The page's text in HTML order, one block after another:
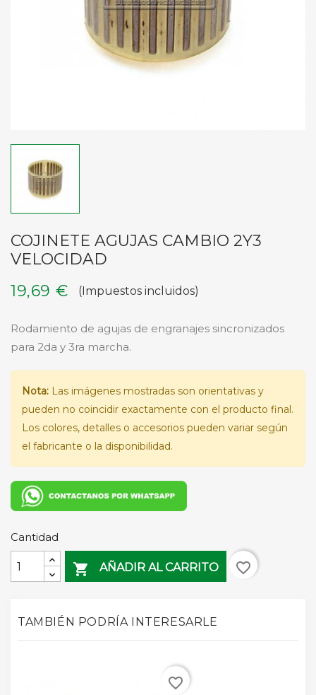
COJINETE AGUJAS CAMBIO 2Y3
VELOCIDAD
19,69 €
(Impuestos incluidos)
Rodamiento de agujas de engranajes sincronizados
para 2da y 3ra marcha.
Nota: Las imágenes mostradas son orientativas y
pueden no coincidir exactamente con el producto final.
Los colores, detalles o accesorios pueden variar según
el fabricante o la disponibilidad.
Cantidad
 AÑADIR AL CARRITO favorite_border
TAMBIÉN PODRÍA INTERESARLE
favorite_border